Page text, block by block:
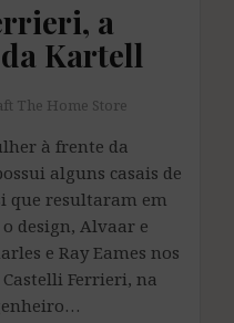
a
Kartell
The Home Store
à frente da
alguns casais de
que resultaram em
design, Alvaar e
e Ray Eames nos
Ferrieri, na